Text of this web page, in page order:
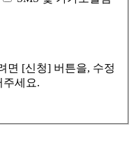
면 [신청] 버튼을, 수정
주세요.